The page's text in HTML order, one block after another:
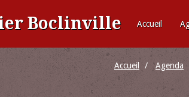
Boclinville Accueil
Accueil Agenda